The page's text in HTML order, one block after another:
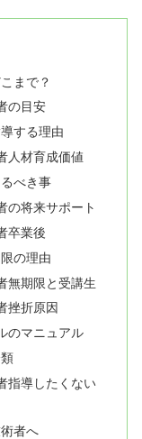
まで？
の目安
する理由
人材育成価値
べき事
の将来サポート
卒業後
の理由
無期限と受講生
挫折原因
のマニュアル
指導したくない
者へ